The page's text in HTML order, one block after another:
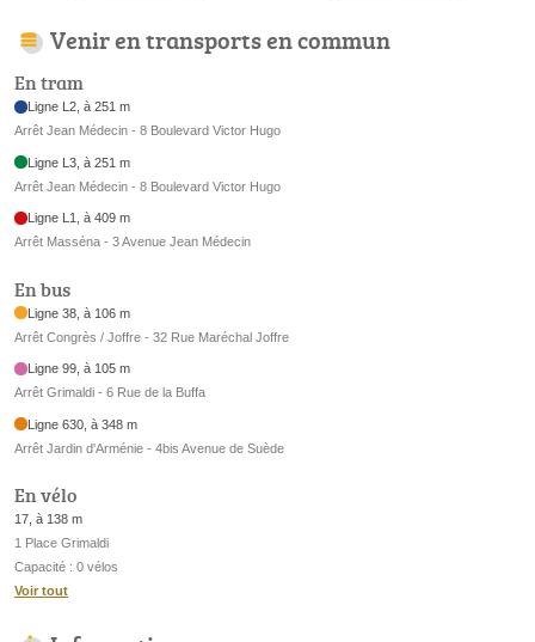
Venir en transports en commun
En tram
Ligne L2, à 251 m
Arrêt Jean Médecin - 8 Boulevard Victor Hugo
Ligne L3, à 251 m
Arrêt Jean Médecin - 8 Boulevard Victor Hugo
Ligne L1, à 409 m
Arrêt Masséna - 3 Avenue Jean Médecin
En bus
Ligne 38, à 106 m
Arrêt Congrès / Joffre - 32 Rue Maréchal Joffre
Ligne 99, à 105 m
Arrêt Grimaldi - 6 Rue de la Buffa
Ligne 630, à 348 m
Arrêt Jardin d'Arménie - 4bis Avenue de Suède
En vélo
17, à 138 m
1 Place Grimaldi
Capacité : 0 vélos
Voir tout